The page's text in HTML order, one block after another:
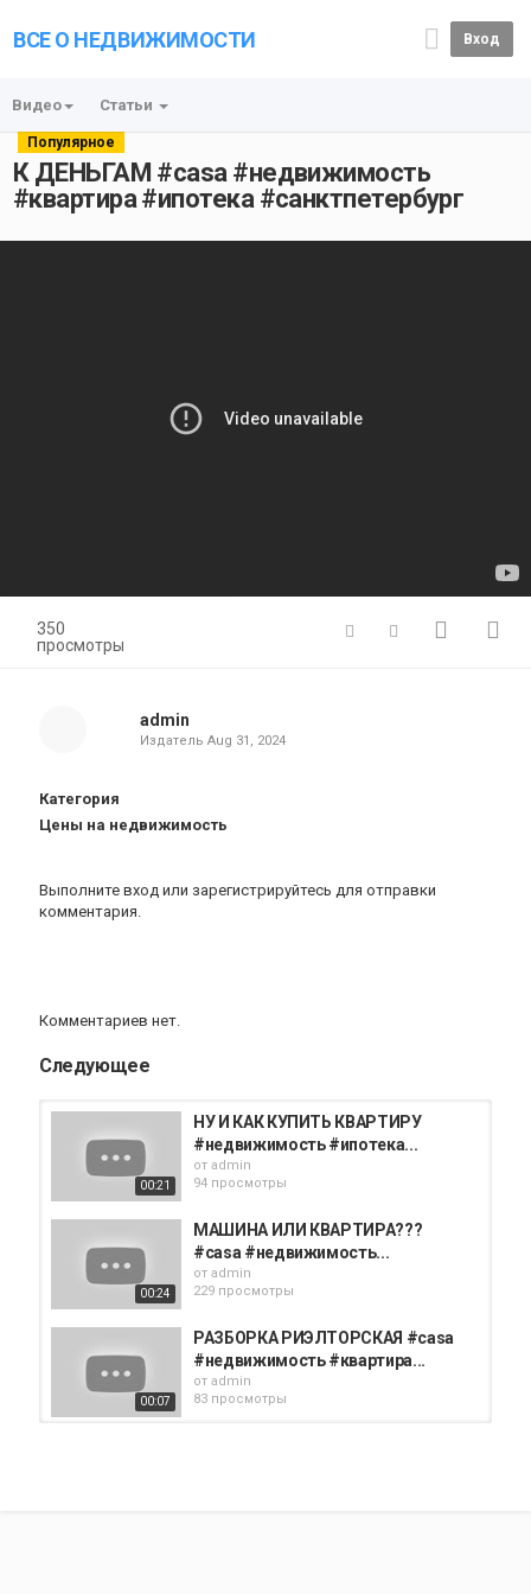
ВСЕ О НЕДВИЖИМОСТИ Вход
Видео Статьи
Популярное
К ДЕНЬГАМ #casa #недвижимость
#квартира #ипотека #санктпетербург
350
просмотры
admin
Издатель Aug 31, 2024
Категория
Цены на недвижимость
Выполните вход или зарегистрируйтесь для отправки
комментария.
Комментариев нет.
Следующее
00:21
НУ И КАК КУПИТЬ КВАРТИРУ
#недвижимость #ипотека...
от admin
94 просмотры
00:24
МАШИНА ИЛИ КВАРТИРА???
#casa #недвижимость...
от admin
229 просмотры
00:07
РАЗБОРКА РИЭЛТОРСКАЯ #casa
#недвижимость #квартира...
от admin
83 просмотры